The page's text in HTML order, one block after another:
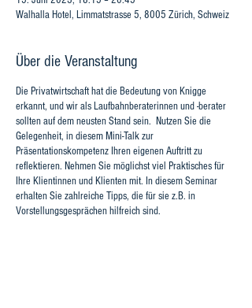
Walhalla Hotel, Limmatstrasse 5, 8005 Zürich, Schweiz
Über die Veranstaltung
Die Privatwirtschaft hat die Bedeutung von Knigge
erkannt, und wir als Laufbahnberaterinnen und -berater
sollten auf dem neusten Stand sein. Nutzen Sie die
Gelegenheit, in diesem Mini-Talk zur
Präsentationskompetenz Ihren eigenen Auftritt zu
reflektieren. Nehmen Sie möglichst viel Praktisches für
Ihre Klientinnen und Klienten mit. In diesem Seminar
erhalten Sie zahlreiche Tipps, die für sie z.B. in
Vorstellungsgesprächen hilfreich sind.